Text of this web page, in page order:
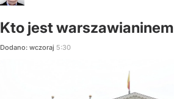
Kto jest warszawianinem
Dodano: wczoraj 5:30